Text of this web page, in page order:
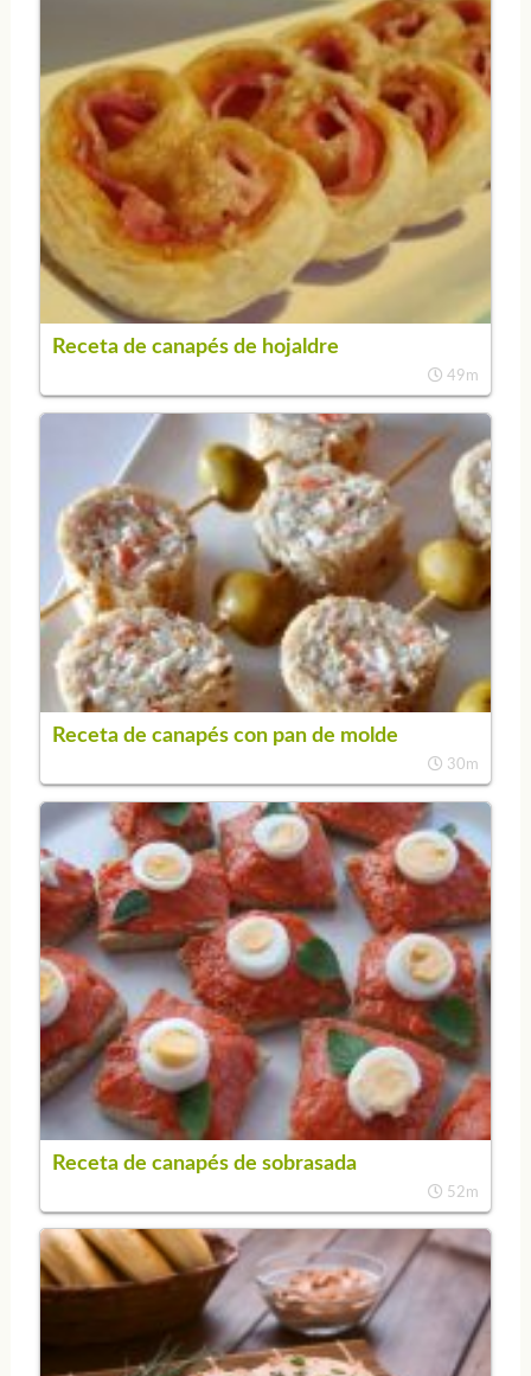
Receta de canapés de hojaldre
49m
Receta de canapés con pan de molde
30m
Receta de canapés de sobrasada
52m